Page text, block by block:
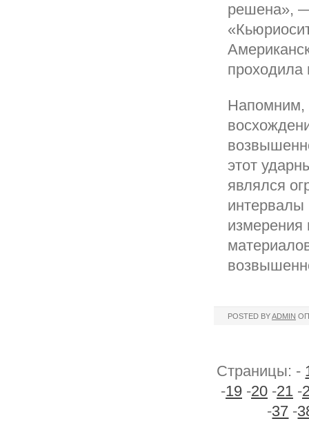
решена», —
Напомним,
этот
являлся
интервалы
измерения
POSTED BYADMIN
Страницы: -
-19 -20 -21 -
-37 -